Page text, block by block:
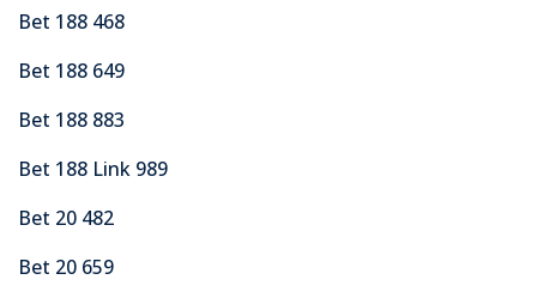
Bet 188 468
Bet 188 649
Bet 188 883
Bet 188 Link 989
Bet 20 482
Bet 20 659